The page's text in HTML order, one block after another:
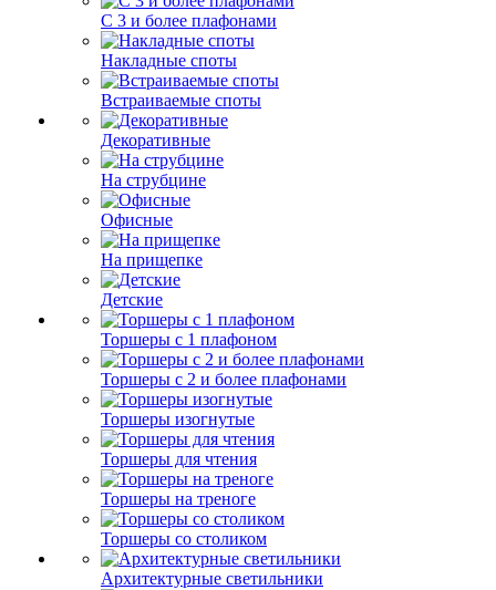
С 3 и более плафонами
Накладные споты
Встраиваемые споты
Декоративные
На струбцине
Офисные
На прищепке
Детские
Торшеры с 1 плафоном
Торшеры с 2 и более плафонами
Торшеры изогнутые
Торшеры для чтения
Торшеры на треноге
Торшеры со столиком
Архитектурные светильники